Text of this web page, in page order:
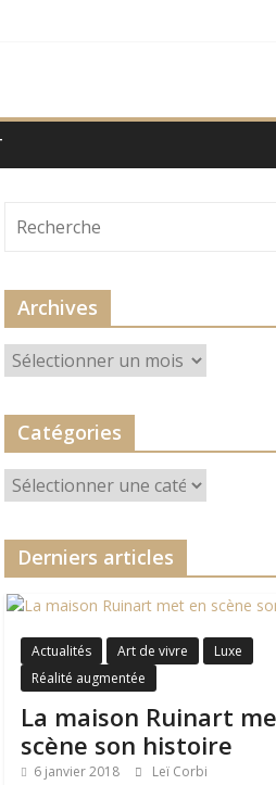
Archives
Archives
Catégories
Catégories
Derniers articles
Actualités Art de vivre
Luxe
Réalité augmentée
La maison Ruinart
scène son histoire
6 janvier 2018 Leï Corbi